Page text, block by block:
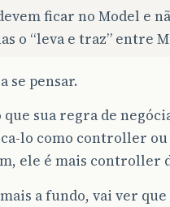
ficar no Model e
o “leva e traz” entre
se pensar.
que sua regra de
lo como controller
ele é mais controller
a fundo, vai ver